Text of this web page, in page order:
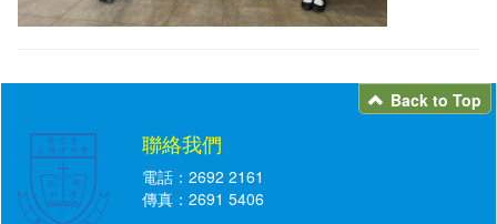
Back to Top
聯絡我們
電話：2692 2161
傳真：2691 5406